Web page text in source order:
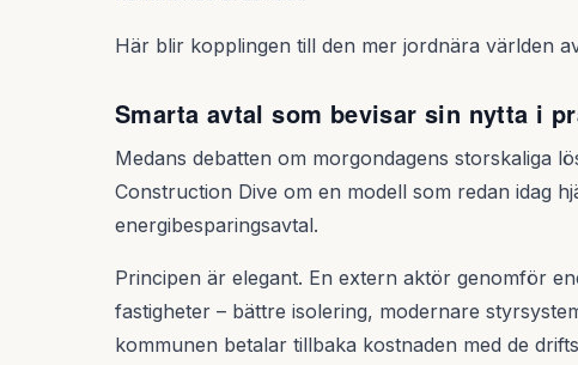
Här blir kopplingen till den mer jordnära världen
Smarta avtal som bevisar sin nytta i
Medans debatten om morgondagens storskaliga
Construction Dive om en modell som redan idag
energibesparingsavtal.
Principen är elegant. En extern aktör genomför
fastigheter – bättre isolering, modernare
kommunen betalar tillbaka kostnaden med de